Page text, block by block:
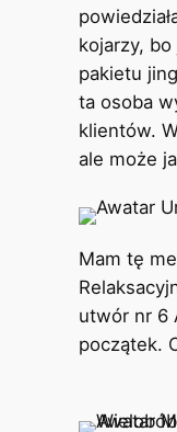
kojarzy,
pakietu
ta osoba
klientów.
ale może
Mam tę
utwór nr 6
początek.